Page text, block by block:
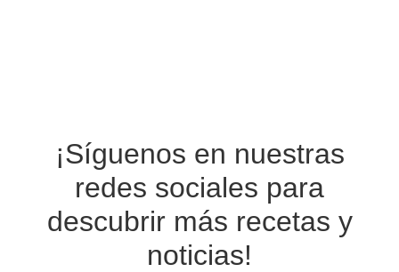
¡Síguenos en nuestras
redes sociales para
descubrir más recetas y
noticias!